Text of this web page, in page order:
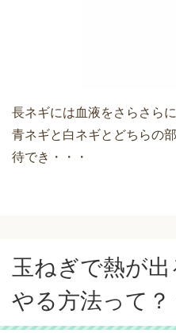
長ネギには血液をさらさら
青ネギと白ネギとどちらの
待でき・・・
玉ねぎで熱が
やる方法って？